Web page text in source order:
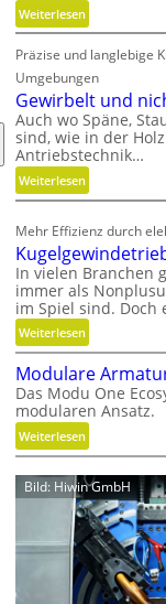
Weiterlesen:
K
u
n
s
t
s
t
o
f
b
f
ä
l
e
v
e
r
m
e
i
d
e
n
Präzise und langlebige
Umgebungen
Gewirbelt und
Auch wo Späne,
sind, wie in der
Antriebstechnik…
Weiterlesen:
G
i
r
b
e
l
t
u
n
n
i
c
h
t
g
e
s
Mehr Effizienz durch
In vielen Branchen
immer als
im Spiel sind. Doch
Weiterlesen:
K
u
g
e
l
g
e
w
i
n
e
Modulare
Das Modu One
modularen Ansatz.
Weiterlesen:
M
o
d
u
l
r
Bild: Hiwin GmbH